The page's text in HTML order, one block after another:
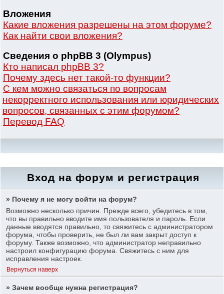
Вложения
Какие вложения разрешены на этом форуме?
Как найти свои вложения?
Сведения о phpBB 3 (Olympus)
Кто написал phpBB 3?
Почему здесь нет такой-то функции?
С кем можно связаться по вопросам
некорректного использования или юридических
вопросов, связанных с этим форумом?
Перевод FAQ
Вход на форум и регистрация
» Почему я не могу войти на форум?
Возможно несколько причин. Прежде всего, убедитесь в том,
что вы правильно вводите имя пользователя и пароль. Если
данные вводятся правильно, то свяжитесь с администратором
форума, чтобы проверить, не был ли вам закрыт доступ к
форуму. Также возможно, что администратор неправильно
настроил конфигурацию форума. Свяжитесь с ним для
исправления настроек.
Вернуться наверх
» Зачем вообще нужна регистрация?